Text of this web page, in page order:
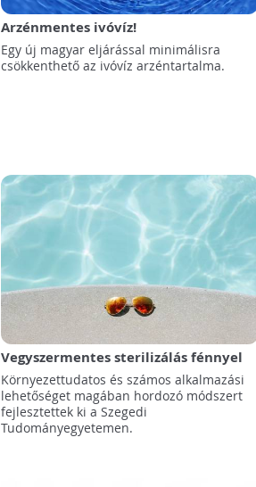
Arzénmentes ivóvíz!
Egy új magyar eljárással minimálisra
csökkenthető az ivóvíz arzéntartalma.
Vegyszermentes sterilizálás fénnyel
Környezettudatos és számos alkalmazási
lehetőséget magában hordozó módszert
fejlesztettek ki a Szegedi
Tudományegyetemen.